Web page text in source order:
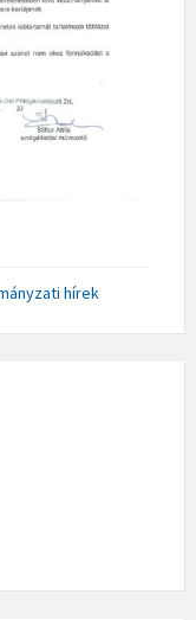
hírek